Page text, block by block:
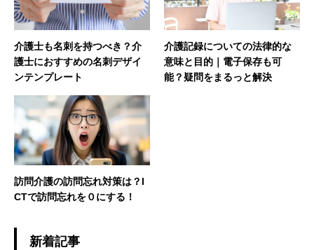
介護士も名刺を持つべき？介
護士におすすめの名刺デザイ
ンテンプレート
介護記録についての法律的な
意味と目的｜電子保存も可
能？疑問をまるっと解決
訪問介護の訪問忘れ対策は？I
CTで訪問忘れを０にする！
新着記事